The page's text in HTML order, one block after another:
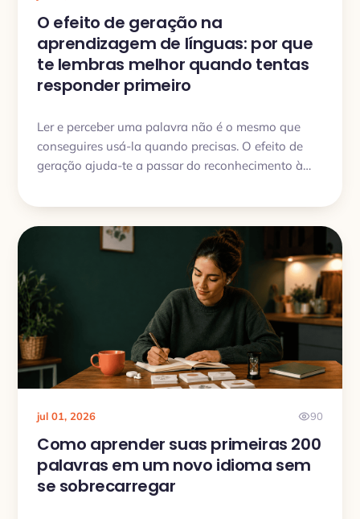
O efeito de geração na
aprendizagem de línguas: por que
te lembras melhor quando tentas
responder primeiro
Ler e perceber uma palavra não é o mesmo que
conseguires usá-la quando precisas. O efeito de
geração ajuda-te a passar do reconhecimento à
que fixam melhor o vocabulário.
jul 01, 2026 90
Como aprender suas primeiras 200
palavras em um novo idioma sem
se sobrecarregar